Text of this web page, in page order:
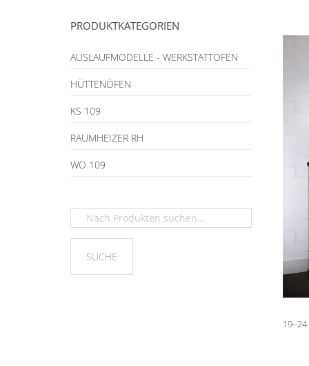
19–24
PRODUKTKATEGORIEN
AUSLAUFMODELLE - WERKSTATTOFEN
HÜTTENÖFEN
KS 109
RAUMHEIZER RH
WO 109